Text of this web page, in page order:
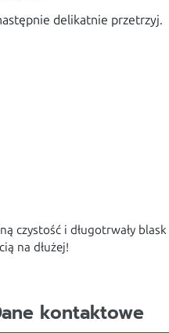
delikatnie przetrzyj.
czystość i długotrwały
na dłużej!
kontaktowe